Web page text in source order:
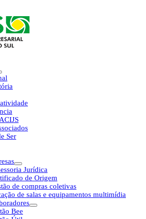
Ser
Jurídica
de Origem
de compras coletivas
de salas e equipamentos multimídia
Bee